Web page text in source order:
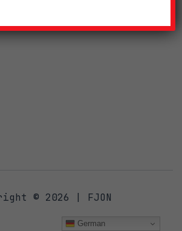
© 2026 | FJON
German